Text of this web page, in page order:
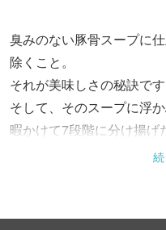
臭みのない豚骨スープに
除くこと。
それが美味しさの秘訣です
そして、そのスープに浮
暇かけて7段階に分け揚げ
し、秘伝の製法で作られ
ばしさが醸し出されていま
ることでしょう。